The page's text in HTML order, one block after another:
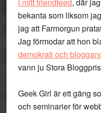
bekanta som liksom
jag att Farmorgun
Jag förmodar att hon
demokrati och
vann ju Stora
Geek Girl är ett gäng
och seminarier för